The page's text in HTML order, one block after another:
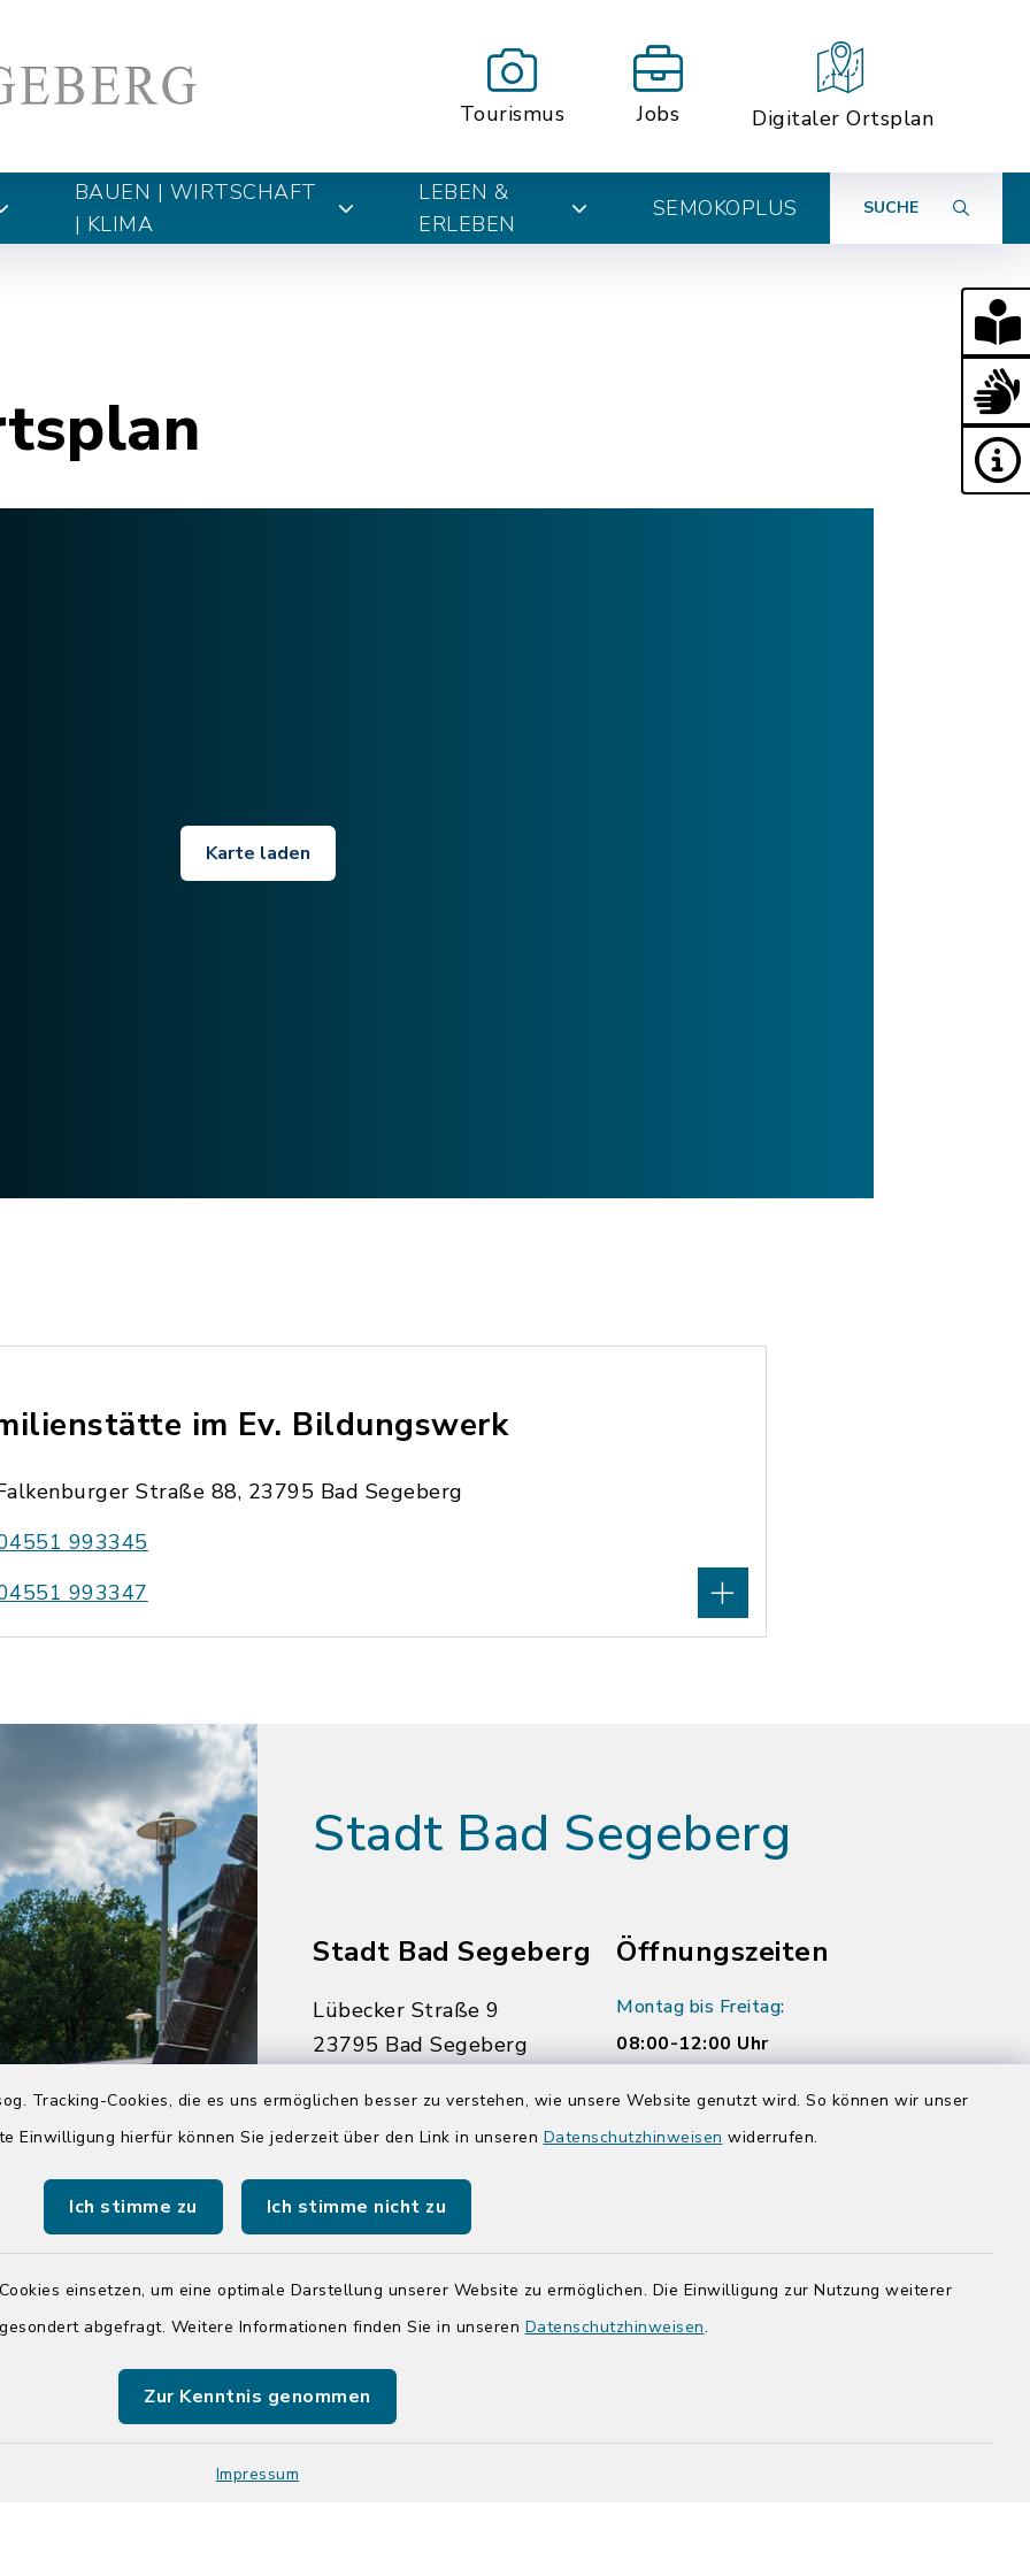
Tracking-Cookies, die es uns ermöglichen besser zu verstehen, wie unsere Website genutzt wird. So können wir unser
Einwilligung hierfür können Sie jederzeit über den Link in unseren Datenschutzhinweisen widerrufen.
Ich stimme zu Ich stimme nicht zu
einsetzen, um eine optimale Darstellung unserer Website zu ermöglichen. Die Einwilligung zur Nutzung weiterer
abgefragt. Weitere Informationen finden Sie in unseren Datenschutzhinweisen.
Zur Kenntnis genommen
Impressum
Tourismus Jobs Digitaler Ortsplan
BAUEN | WIRTSCHAFT
| KLIMA
LEBEN &
ERLEBEN
SEMOKOPLUS SUCHE
Karte laden
im Ev. Bildungswerk
Straße 88, 23795 Bad Segeberg
993345
993347
Stadt Bad Segeberg
Stadt Bad Segeberg
Lübecker Straße 9
23795 Bad Segeberg
04551 964-0
04551 964-111
Öffnungszeiten
Montag bis Freitag:
08:00-12:00 Uhr
Donnerstag zusätzlich:
14:00-17:00 Uhr
Quicklinks
Kreis Segeberg
Tourist-Info der Stadt Bad